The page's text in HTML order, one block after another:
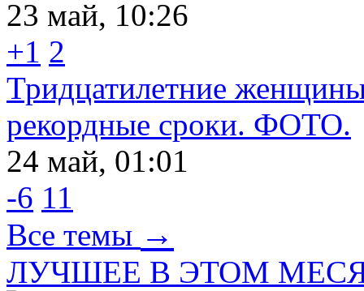
23 май, 10:26
+1 2
Тридцатилетние
рекордные сроки. ФОТО.
24 май, 01:01
-6 11
Все темы →
ЛУЧШЕЕ В ЭТОМ